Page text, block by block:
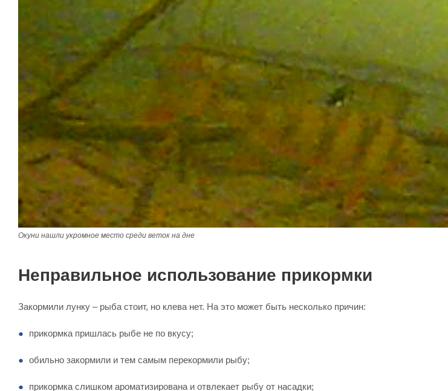
Окуни нашли укромное место среди веток на дне
Неправильное использование прикормки
Закормили лунку – рыба стоит, но клева нет. На это может быть несколько причин:
прикормка пришлась рыбе не по вкусу;
обильно закормили и тем самым перекормили рыбу;
прикормка слишком ароматизирована и отвлекает рыбу от насадки;